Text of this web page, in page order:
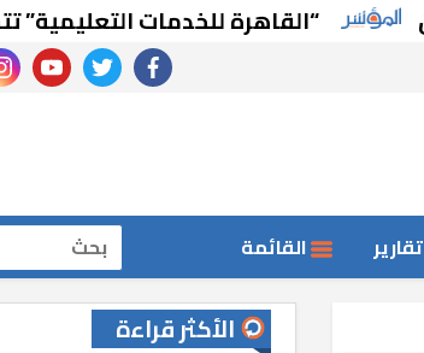
“القاهرة للخدمات التعليمية” تتخذ
facebook
twitter
تقارير القائمة بحث
الأكثر قراءة